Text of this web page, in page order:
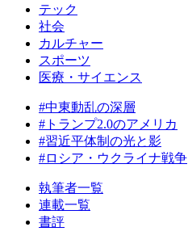
テック
社会
カルチャー
スポーツ
医療・サイエンス
#中東動乱の深層
#トランプ2.0のアメリカ
#習近平体制の光と影
#ロシア・ウクライナ戦争
執筆者一覧
連載一覧
書評